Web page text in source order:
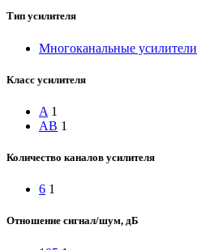
Тип усилителя
Многоканальные усилители
Класс усилителя
A 1
AB 1
Количество каналов усилителя
6 1
Отношение сигнал/шум, дБ